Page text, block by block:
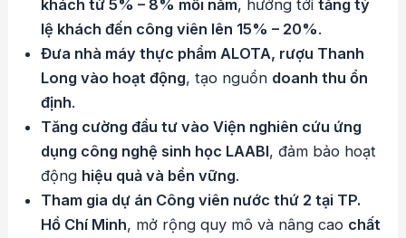
khách từ 5% – 8% mỗi năm, hướng tớităng tỷ
lệ khách đến công viên lên 15% – 20%.
Đưa nhà máy thực phẩm ALOTA, rượu Thanh
Long vào hoạt động, tạo nguồn doanh thu ổn
định.
Tăng cường đầu tư vào Viện nghiên cứu ứng
dụng công nghệ sinh học LAABI, đảm bảo hoạt
động hiệu quả và bền vững.
Tham gia dự án Công viên nước thứ 2 tại TP.
Hồ Chí Minh, mở rộng quy mô và nâng cao chất